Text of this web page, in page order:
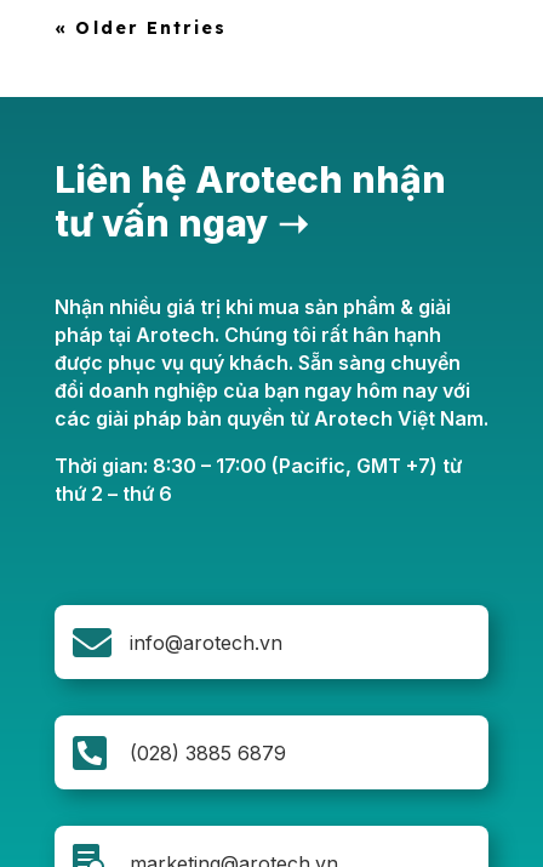
« Older Entries
Liên hệ Arotech nhận
tư vấn ngay ➝
Nhận nhiều giá trị khi mua sản phẩm & giải
pháp tại Arotech. Chúng tôi rất hân hạnh
được phục vụ quý khách. Sẵn sàng chuyển
đổi doanh nghiệp của bạn ngay hôm nay với
các giải pháp bản quyền từ Arotech Việt Nam.
Thời gian: 8:30 – 17:00 (Pacific, GMT +7) từ
thứ 2 – thứ 6
 info@arotech.vn
 (028) 3885 6879